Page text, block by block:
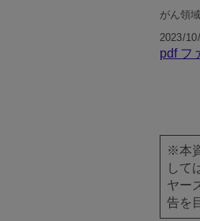
がん領域
2023/
pdf フ
※本
して
ヤー
告を